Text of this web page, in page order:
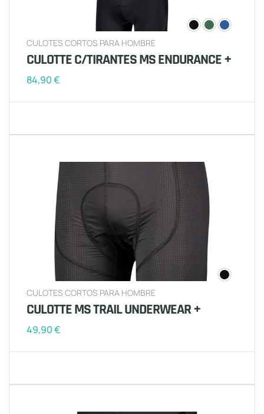
CULOTES CORTOS PARA HOMBRE
CULOTTE C/TIRANTES MS ENDURANCE +
84,90€
CULOTES CORTOS PARA HOMBRE
CULOTTE MS TRAIL UNDERWEAR +
49,90€